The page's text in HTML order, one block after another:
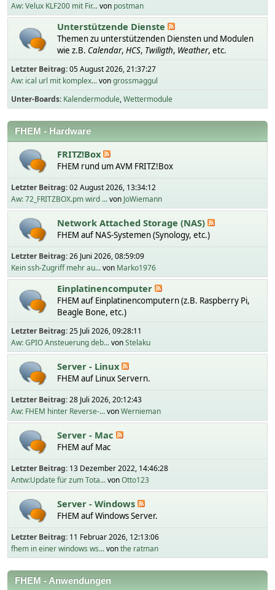
Aw: Velux KLF200 mit Fir...von postman
Unterstützende Dienste
Themen zu unterstützenden Diensten und Modulen
wie z.B. Calendar, HCS, Twiligth, Weather, etc.
Letzter Beitrag:05 August 2026, 21:37:27
Aw: ical url mit komplex...vongrossmaggul
Unter-Boards Kalendermodule Wettermodule
FHEM - Hardware
FRITZ!Box
FHEM rund um AVM FRITZ!Box
Letzter Beitrag:02 August 2026, 13:34:12
Aw: 72_FRITZBOX.pm wird ...von JoWiemann
Network Attached Storage (NAS)
FHEM auf NAS-Systemen (Synology, etc.)
Letzter Beitrag:26 Juni 2026, 08:59:09
Kein ssh-Zugriff mehr au...von Marko1976
Einplatinencomputer
FHEM auf Einplatinencomputern (z.B. Raspberry Pi,
Beagle Bone, etc.)
Letzter Beitrag:25 Juli 2026, 09:28:11
Aw: GPIO Ansteuerung deb...vonStelaku
Server - Linux
FHEM auf Linux Servern.
Letzter Beitrag:28 Juli 2026, 20:12:43
Aw: FHEM hinter Reverse-...vonWernieman
Server - Mac
FHEM auf Mac
Letzter Beitrag: 13 Dezember 2022, 14:46:28
Antw:Update für zum Tota...vonOtto123
Server - Windows
FHEM auf Windows Server.
Letzter Beitrag: 11 Februar 2026, 12:13:06
fhem in einer windows ws...vonthe ratman
FHEM - Anwendungen